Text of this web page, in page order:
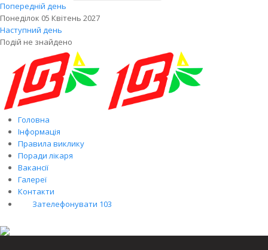
Попередній день
Понеділок 05 Квітень 2027
Наступний день
Подій не знайдено
Головна
Інформація
Правила виклику
Поради лікаря
Вакансії
Галереї
Контакти
Зателефонувати 103